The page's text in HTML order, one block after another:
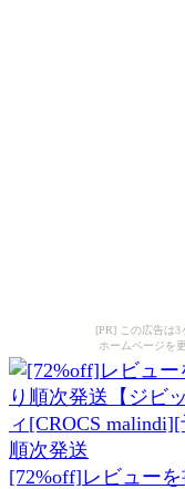
[PR] この広告は3
ホームページを
[72%off]レビュー